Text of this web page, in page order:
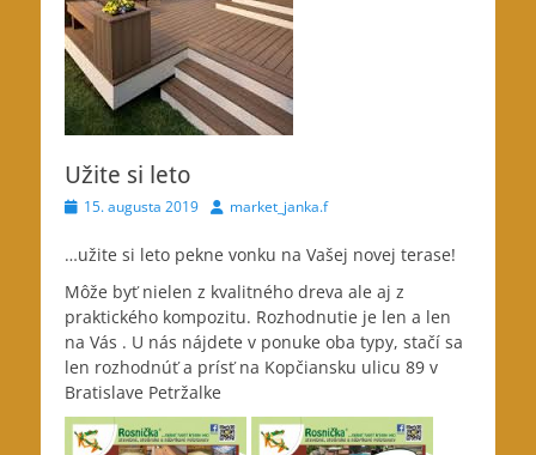
Užite si leto
Posted15. augusta 2019 Authormarket_janka.f
…užite si leto pekne vonku na Vašej novej terase!
Môže byť nielen z kvalitného dreva ale aj z
praktického kompozitu. Rozhodnutie je len a len
na Vás . U nás nájdete v ponuke oba typy, stačí sa
len rozhodnúť a prísť na Kopčiansku ulicu 89 v
Bratislave Petržalke